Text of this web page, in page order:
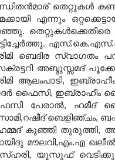
തെറ്റുകള്‍
എന്നും
തെറ്റുകള്‍ക്കെതിരെ
ബെദിര
അബ്ദുസ്സമദ്
ആലംപാടി,
ഫൈസി, ഇബ്രാഹീം
പേരാല്‍, ഹമീദ്
ബെളിഞ്ചം,
കുഞ്ഞി തുരുത്തി,
മൗലവി,എം.എ
യൂസുഫ്